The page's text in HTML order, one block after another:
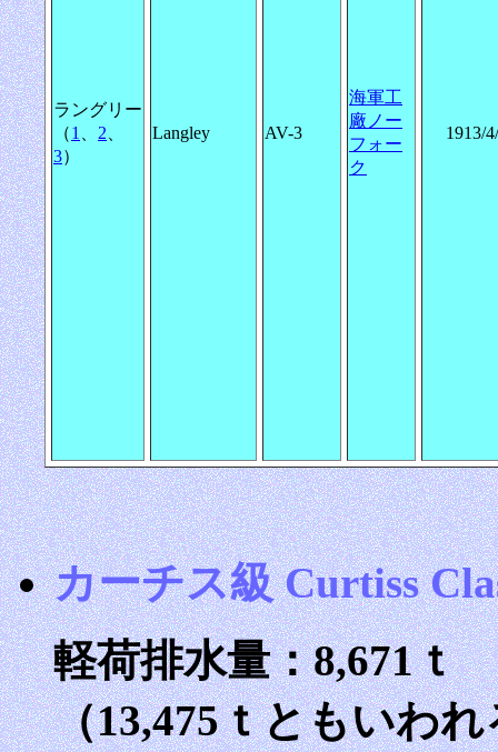
ラングリー
（1 2
3）
Langley AV-3
海軍工
廠ノー
フォー
ク
1913/
カーチス級 Curtiss
軽荷排水量：8,671ｔ
（13,475ｔともいわ